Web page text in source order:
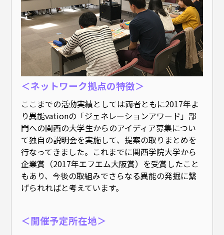
＜ネットワーク拠点の特徴＞
ここまでの活動実績としては両者ともに2017年よ
り異能vationの「ジェネレーションアワード」部
門への関西の大学生からのアイディア募集につい
て独自の説明会を実施して、提案の取りまとめを
行なってきました。これまでに関西学院大学から
企業賞（2017年エフエム大阪賞）を受賞したこと
もあり、今後の取組みでさらなる異能の発掘に繋
げられればと考えています。
＜開催予定所在地＞